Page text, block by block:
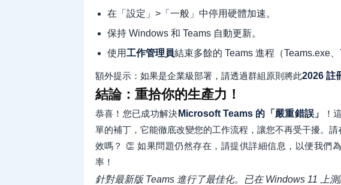
在「設定」>「一般」中停用硬體加速。
保持 Windows 和 Teams 自動更新。
使用工作管理員結束多餘的 Teams 進程（Teams.exe、
額外提示：如果是企業級部署，請透過群組原則將此2026 註
結論：重拾你的生產力！
恭喜！您已成功解決 Microsoft Teams 的「嚴重錯誤」 ！
單的補丁，它能徹底改變您的工作流程，讓您不再受干擾。
效嗎？ 👏 如果問題仍然存在，請提供詳細信息，以便我們
率！
針對最新版 Teams 進行了最佳化。已在 Windows 11 上測